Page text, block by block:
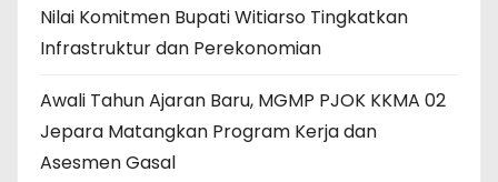
Nilai Komitmen Bupati Witiarso Tingkatkan
Infrastruktur dan Perekonomian
Awali Tahun Ajaran Baru, MGMP PJOK KKMA 02
Jepara Matangkan Program Kerja dan
Asesmen Gasal